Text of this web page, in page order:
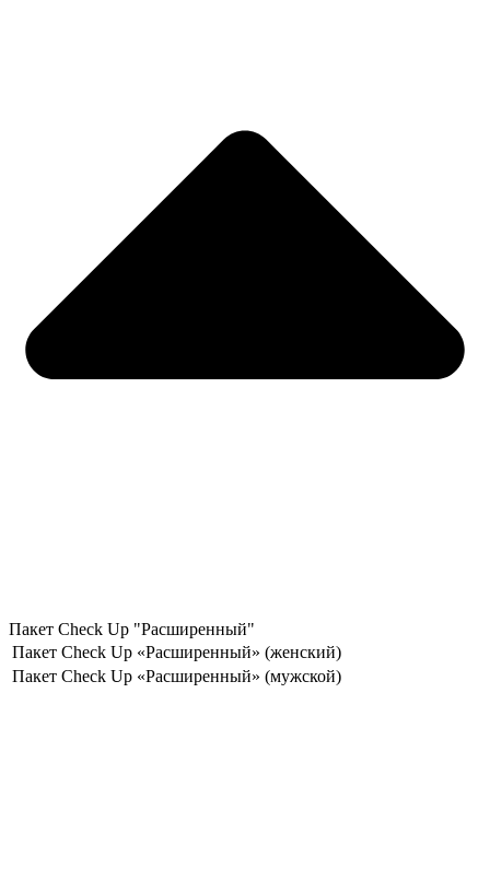
Пакет Check Up "Расширенный"
Пакет Check Up «Расширенный» (женский)
Пакет Check Up «Расширенный» (мужской)